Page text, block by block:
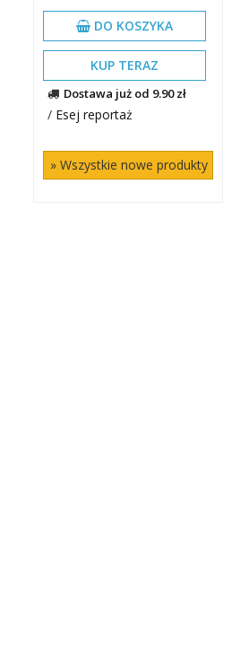
DO KOSZYKA
KUP TERAZ
Dostawa już od 9.90 zł
/ Esej reportaż
» Wszystkie nowe produkty